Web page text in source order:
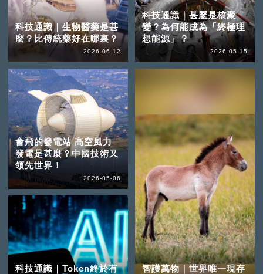
科技通識｜生物醫藥是甚
麼？比傳統藥好在哪裏？
2026-06-12
科技通識｜甚麼是核聚
變？為何能成為「終極理
想能源」？
2026-05-15
會飛的發電站 高空風力
發電是甚麼？中國技術又
領先世界！
2026-05-06
科技通識｜Token終於有
智護萬物｜世界唯一現存